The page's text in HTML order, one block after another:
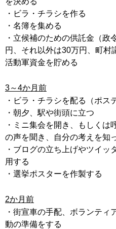
・ビラ・チラシを作る
・名簿を集める
・立候補のための供託金（政
円、それ以外は30万円、町村
活動軍資金を貯める
3～4か月前
・ビラ・チラシを配る（ポス
・朝夕、駅や街頭に立つ
・ミニ集会を開き、もしくは
の声を聞き、自分の考えを知
・ブログの立ち上げやツイッ
用する
・選挙ポスターを作製する
2か月前
・街宣車の手配、ボランティ
動の準備をする